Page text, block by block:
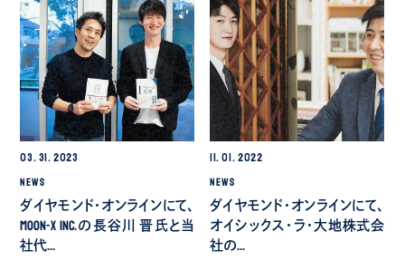
03. 31. 2023
NEWS
ダイヤモンド・オンラインにて、
MOON-X Inc.の長谷川 晋氏と当
社代…
11. 01. 2022
NEWS
ダイヤモンド・オンラインにて、
オイシックス・ラ・大地株式会
社の…